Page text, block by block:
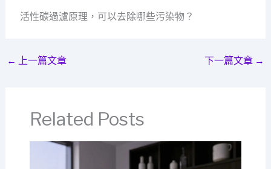
活性碳過濾原理，可以去除哪些污染物？
← 上一篇文章 下一篇文章 →
Related Posts